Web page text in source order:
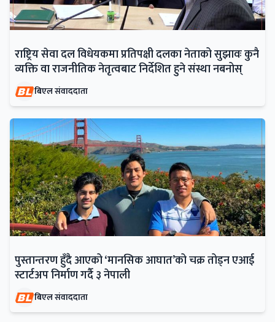
राष्ट्रिय सेवा दल विधेयकमा प्रतिपक्षी दलका नेताको सुझावः कुनै
व्यक्ति वा राजनीतिक नेतृत्वबाट निर्देशित हुने संस्था नबनोस्
बिएल संवाददाता
पुस्तान्तरण हुँदै आएको ‘मानसिक आघात’को चक्र तोड्न एआई
स्टार्टअप निर्माण गर्दै ३ नेपाली
बिएल संवाददाता